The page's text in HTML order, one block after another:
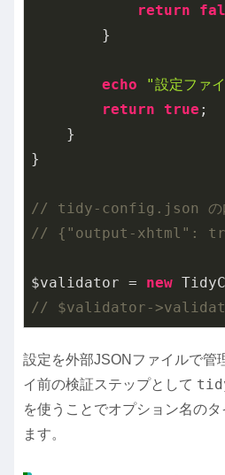
return
        }
echo "設定ファ
return true ;
    }
}
// tidy-config.json の
// {"output-xhtml":
$validator = new
// $validator-
設定を外部JSONファイルで管
イ前の検証ステップとして
を使うことでオプション名の
ます。